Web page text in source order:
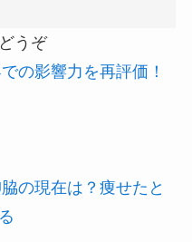
うぞ
の影響力を再評価！
の現在は？痩せたと